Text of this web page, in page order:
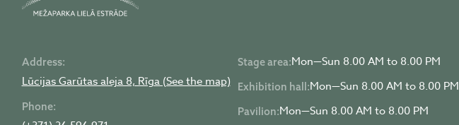
Address:
Lūcijas Garūtas aleja 8, Rīga (See the map)
Phone:
Stage area:Mon—Sun 8.00 AM to 8.00 PM
Exhibition hall:Mon—Sun 8.00 AM to 8.00 PM
Pavilion:Mon—Sun 8.00 AM to 8.00 PM